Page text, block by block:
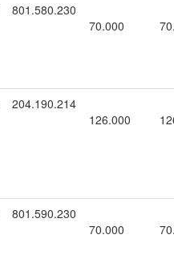
801.580.230
70.000
204.190.214
126.000
801.590.230
70.000